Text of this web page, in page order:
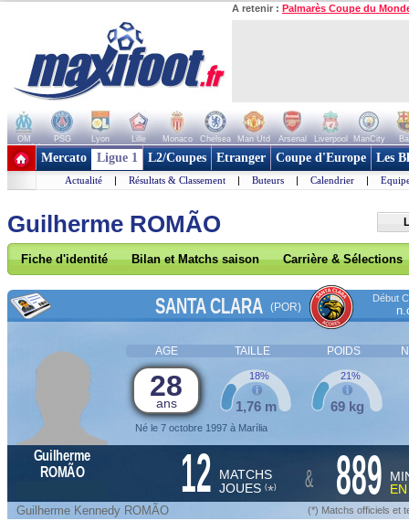
A retenir : Palmarès Coupe du
OM PSG Lyon Lille Monaco Chelsea Man Utd Arsenal Liverpool ManCity
+ de clubs
Mercato Ligue 1 L2/Coupes Etranger Coupe d'Europe Les
Actualité | Résultats & Classement | Buteurs | Calendrier |
Guilherme ROMÃO
Fiche d'identité Bilan et Matchs saison Carrière & Sélections
SANTA CLARA (POR)
Début
AGE TAILLE POIDS
28
ans
Né le 7 octobre 1997 à Marília
1,76 m
18%
69 kg
21%
Guilherme
ROMÃO
12 MATCHS
JOUES (*) & 889
Guilherme Kennedy ROMÃO (*) Matchs officiels et